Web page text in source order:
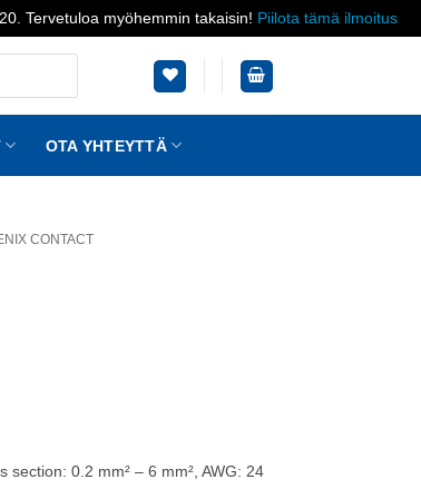
Tervetuloa myöhemmin takaisin! Piilota tämä ilmoitus
OTA YHTEYTTÄ
CONTACT
0.2 mm² – 6 mm², AWG: 24